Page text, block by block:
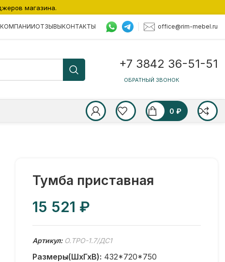
ОТЗЫВЫКОНТАКТЫ office@rim-mebel.ru
+7 3842 36-51-51
ОБРАТНЫЙ ЗВОНОК
0 ₽
Тумба приставная
₽
Артикул: O.TPO-1.7/ДС1
Размеры(ШхГхВ): 432*720*750
магазина.